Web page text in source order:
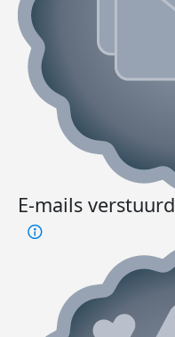
E-mails verstuurd